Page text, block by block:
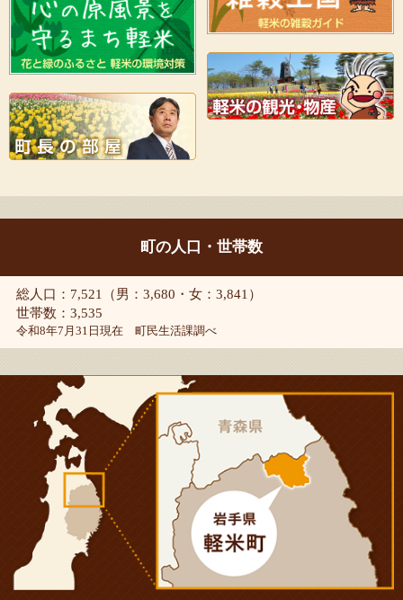
町の人口・世帯数
総人口：7,521（男：3,680・女：3,841）
世帯数：3,535
令和8年7月31日現在 町民生活課調べ